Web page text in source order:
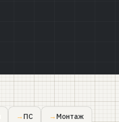
ПС Монтаж